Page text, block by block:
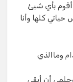
بأي شيئ
كلها وأنا
وماالذي
أن أبقى